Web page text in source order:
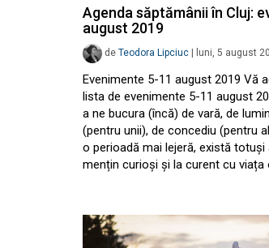
Agenda săptămânii în Cluj:
august 2019
de Teodora Lipciuc luni, 5 august
Evenimente 5-11 august 2019 Vă
lista de evenimente 5-11 august
a ne bucura (încă) de vară, de
(pentru unii), de concediu (pentru
o perioadă mai lejeră, există
mențin curioși și la curent cu viața